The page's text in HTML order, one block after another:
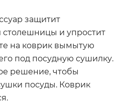
защитит
столешницы и упростит
на коврик вымытую
под посудную сушилку.
решение, чтобы
посуды. Коврик